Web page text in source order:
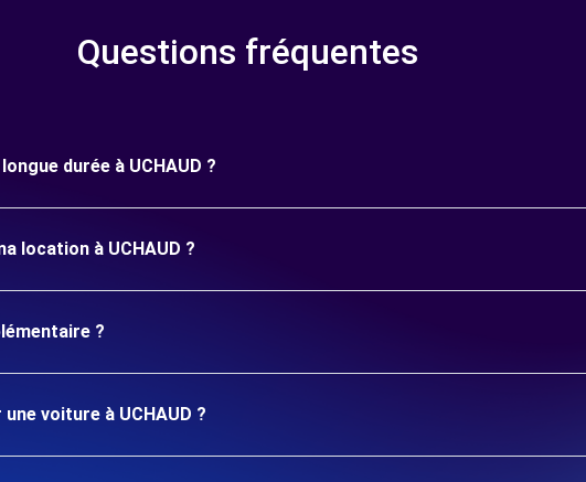
Questions fréquentes
durée à UCHAUD ?
location à UCHAUD ?
?
voiture à UCHAUD ?